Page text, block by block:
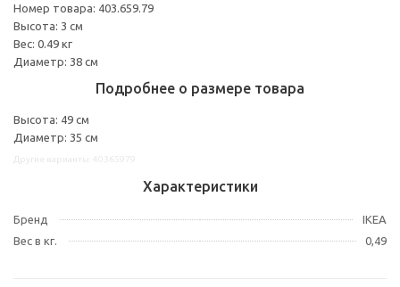
Номер товара: 403.659.79
Высота: 3 см
Вес: 0.49 кг
Диаметр: 38 см
Подробнее о размере товара
Высота: 49 см
Диаметр: 35 см
Характеристики
Бренд
IKEA
Вес в кг.
0,49